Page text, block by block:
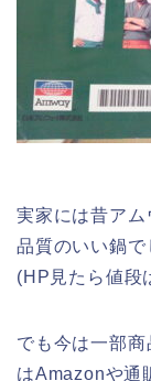
実家には昔アム
品質のいい鍋で
(HP見たら値段
でも今は一部
はAmazonや通